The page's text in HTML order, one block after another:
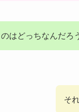
はどっちなんだろ
そ